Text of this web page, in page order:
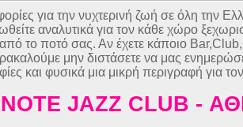
για την νυχτερινή ζωή σε όλη την
αναλυτικά για τον κάθε χώρο
το ποτό σας. Αν έχετε κάποιο
μην διστάσετε να μας
και φυσικά μια μικρή περιγραφή για
JAZZ CLUB -